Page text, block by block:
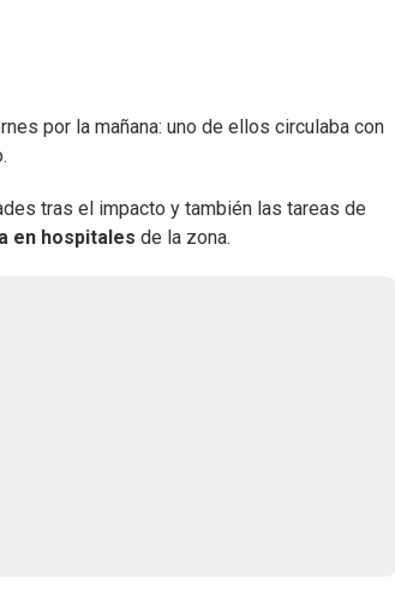
por la mañana: uno de ellos circulaba con
tras el impacto y también las tareas de
en hospitales de la zona.